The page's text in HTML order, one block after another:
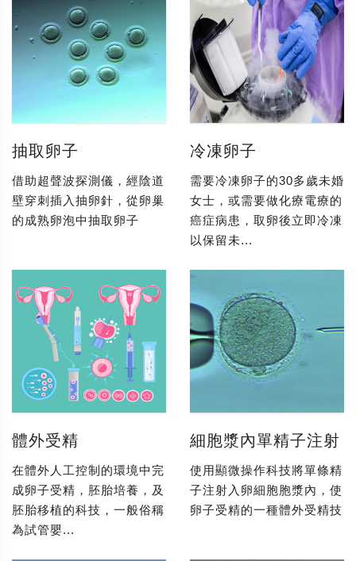
抽取卵子
借助超聲波探測儀，經陰道
壁穿刺插入抽卵針，從卵巢
的成熟卵泡中抽取卵子
冷凍卵子
需要冷凍卵子的30多歲未婚
女士，或需要做化療電療的
癌症病患，取卵後立即冷凍
以保留未...
體外受精
在體外人工控制的環境中完
成卵子受精，胚胎培養，及
胚胎移植的科技，一般俗稱
為試管嬰...
細胞漿內單精子注射
使用顯微操作科技將單條精
子注射入卵細胞胞漿內，使
卵子受精的一種體外受精技